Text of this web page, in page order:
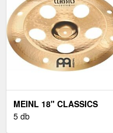
MEINL 18" CLASSICS
CUSTOM TRASH CHINA
5 db